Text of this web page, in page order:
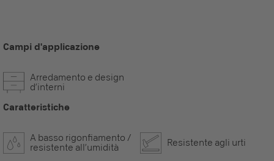
Campi d'applicazione
Arredamento e design
d’interni
Caratteristiche
A basso rigonfiamento /
resistente all’umidità
Resistente agli urti